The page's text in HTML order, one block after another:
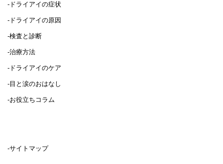
-ドライアイの症状
-ドライアイの原因
-検査と診断
-治療方法
-ドライアイのケア
-目と涙のおはなし
-お役立ちコラム
-サイトマップ